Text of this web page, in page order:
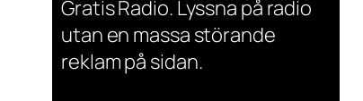
Gratis Radio. Lyssna på radio
utan en massa störande
reklam på sidan.